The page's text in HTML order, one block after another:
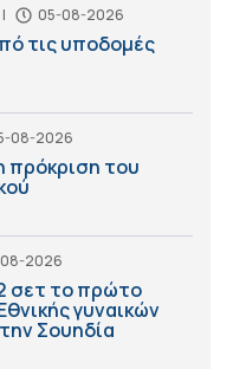
| 05-08-2026
τις υποδομές
08-2026
πρόκριση του
2026
σετ το πρώτο
γυναικών
Σουηδία